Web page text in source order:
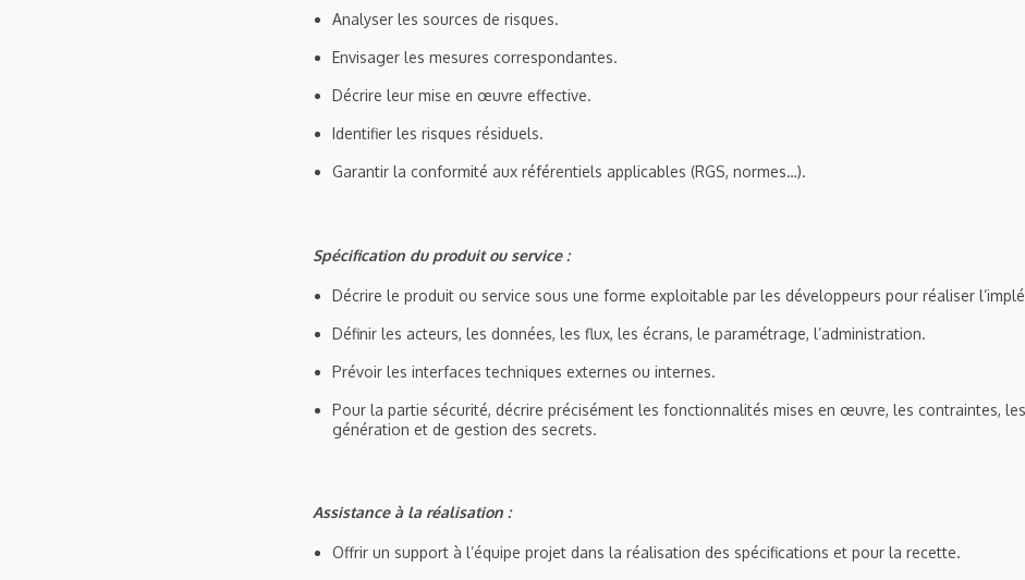
Analyser les sources de risques.
Envisager les mesures correspondantes.
Décrire leur mise en œuvre effective.
Identifier les risques résiduels.
Garantir la conformité aux référentiels applicables (RGS, normes…).
Spécification du produit ou service :
Décrire le produit ou service sous une forme exploitable par les développeurs pour réaliser
Définir les acteurs, les données, les flux, les écrans, le paramétrage, l’administration.
Prévoir les interfaces techniques externes ou internes.
Pour la partie sécurité, décrire précisément les fonctionnalités mises en œuvre, les contraintes,
génération et de gestion des secrets.
Assistance à la réalisation :
Offrir un support à l’équipe projet dans la réalisation des spécifications et pour la recette.